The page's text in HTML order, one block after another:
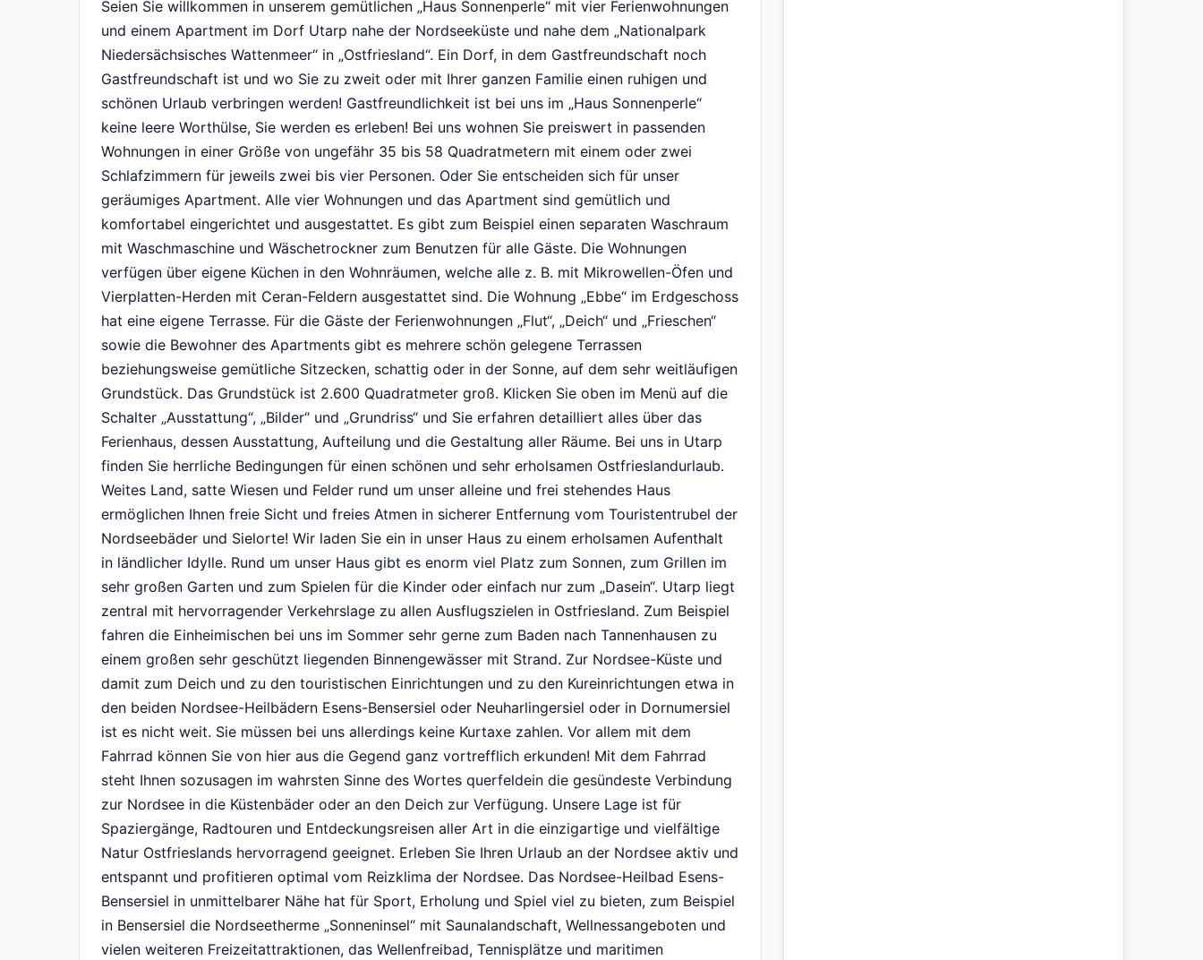
Seien Sie willkommen in unserem gemütlichen „Haus Sonnenperle“ mit vier Ferienwohnungen
und einem Apartment im Dorf Utarp nahe der Nordseeküste und nahe dem „Nationalpark
Niedersächsisches Wattenmeer“ in „Ostfriesland“. Ein Dorf, in dem Gastfreundschaft noch
Gastfreundschaft ist und wo Sie zu zweit oder mit Ihrer ganzen Familie einen ruhigen und
schönen Urlaub verbringen werden! Gastfreundlichkeit ist bei uns im „Haus Sonnenperle“
keine leere Worthülse, Sie werden es erleben! Bei uns wohnen Sie preiswert in passenden
Wohnungen in einer Größe von ungefähr 35 bis 58 Quadratmetern mit einem oder zwei
Schlafzimmern für jeweils zwei bis vier Personen. Oder Sie entscheiden sich für unser
geräumiges Apartment. Alle vier Wohnungen und das Apartment sind gemütlich und
komfortabel eingerichtet und ausgestattet. Es gibt zum Beispiel einen separaten Waschraum
mit Waschmaschine und Wäschetrockner zum Benutzen für alle Gäste. Die Wohnungen
verfügen über eigene Küchen in den Wohnräumen, welche alle z. B. mit Mikrowellen-Öfen und
Vierplatten-Herden mit Ceran-Feldern ausgestattet sind. Die Wohnung „Ebbe“ im Erdgeschoss
hat eine eigene Terrasse. Für die Gäste der Ferienwohnungen „Flut“, „Deich“ und „Frieschen“
sowie die Bewohner des Apartments gibt es mehrere schön gelegene Terrassen
beziehungsweise gemütliche Sitzecken, schattig oder in der Sonne, auf dem sehr weitläufigen
Grundstück. Das Grundstück ist 2.600 Quadratmeter groß. Klicken Sie oben im Menü auf die
Schalter „Ausstattung“, „Bilder“ und „Grundriss“ und Sie erfahren detailliert alles über das
Ferienhaus, dessen Ausstattung, Aufteilung und die Gestaltung aller Räume. Bei uns in Utarp
finden Sie herrliche Bedingungen für einen schönen und sehr erholsamen Ostfrieslandurlaub.
Weites Land, satte Wiesen und Felder rund um unser alleine und frei stehendes Haus
ermöglichen Ihnen freie Sicht und freies Atmen in sicherer Entfernung vom Touristentrubel der
Nordseebäder und Sielorte! Wir laden Sie ein in unser Haus zu einem erholsamen Aufenthalt
in ländlicher Idylle. Rund um unser Haus gibt es enorm viel Platz zum Sonnen, zum Grillen im
sehr großen Garten und zum Spielen für die Kinder oder einfach nur zum „Dasein“. Utarp liegt
zentral mit hervorragender Verkehrslage zu allen Ausflugszielen in Ostfriesland. Zum Beispiel
fahren die Einheimischen bei uns im Sommer sehr gerne zum Baden nach Tannenhausen zu
einem großen sehr geschützt liegenden Binnengewässer mit Strand. Zur Nordsee-Küste und
damit zum Deich und zu den touristischen Einrichtungen und zu den Kureinrichtungen etwa in
den beiden Nordsee-Heilbädern Esens-Bensersiel oder Neuharlingersiel oder in Dornumersiel
ist es nicht weit. Sie müssen bei uns allerdings keine Kurtaxe zahlen. Vor allem mit dem
Fahrrad können Sie von hier aus die Gegend ganz vortrefflich erkunden! Mit dem Fahrrad
steht Ihnen sozusagen im wahrsten Sinne des Wortes querfeldein die gesündeste Verbindung
zur Nordsee in die Küstenbäder oder an den Deich zur Verfügung. Unsere Lage ist für
Spaziergänge, Radtouren und Entdeckungsreisen aller Art in die einzigartige und vielfältige
Natur Ostfrieslands hervorragend geeignet. Erleben Sie Ihren Urlaub an der Nordsee aktiv und
entspannt und profitieren optimal vom Reizklima der Nordsee. Das Nordsee-Heilbad Esens-
Bensersiel in unmittelbarer Nähe hat für Sport, Erholung und Spiel viel zu bieten, zum Beispiel
in Bensersiel die Nordseetherme „Sonneninsel“ mit Saunalandschaft, Wellnessangeboten und
vielen weiteren Freizeitattraktionen, das Wellenfreibad, Tennisplätze und maritimen